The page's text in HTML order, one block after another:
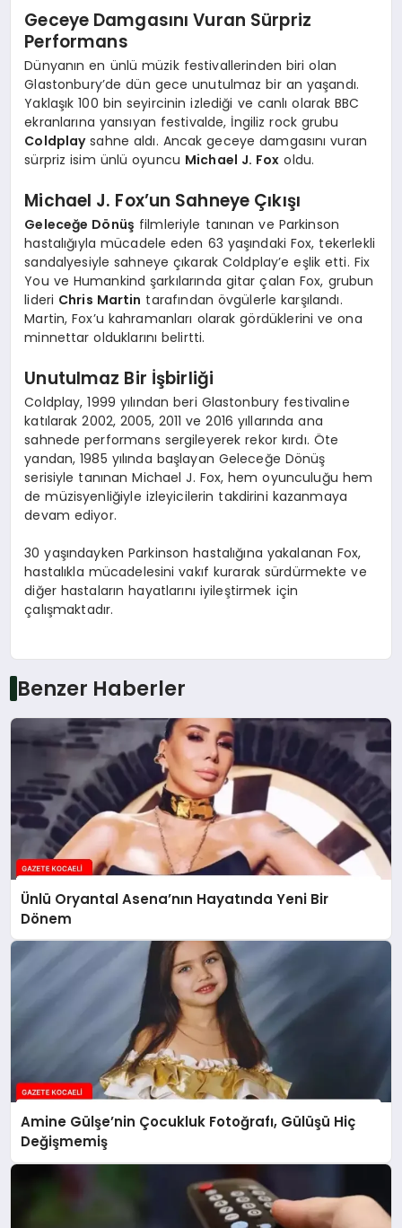
Geceye Damgasını Vuran Sürpriz
Performans
Dünyanın en ünlü müzik festivallerinden biri olan
Glastonbury’de dün gece unutulmaz bir an yaşandı.
Yaklaşık 100 bin seyircinin izlediği ve canlı olarak BBC
ekranlarına yansıyan festivalde, İngiliz rock grubu
Coldplaysahne aldı. Ancak geceye damgasını vuran
sürpriz isim ünlü oyuncu Michael J. Fox oldu.
Michael J. Fox’un Sahneye Çıkışı
Geleceğe Dönüş filmleriyle tanınan ve Parkinson
hastalığıyla mücadele eden 63 yaşındaki Fox, tekerlekli
sandalyesiyle sahneye çıkarak Coldplay’e eşlik etti. Fix
You ve Humankind şarkılarında gitar çalan Fox, grubun
lideri Chris Martin tarafından övgülerle karşılandı.
Martin, Fox’u kahramanları olarak gördüklerini ve ona
minnettar olduklarını belirtti.
Unutulmaz Bir İşbirliği
Coldplay, 1999 yılından beri Glastonbury festivaline
katılarak 2002, 2005, 2011 ve 2016 yıllarında ana
sahnede performans sergileyerek rekor kırdı. Öte
yandan, 1985 yılında başlayan Geleceğe Dönüş
serisiyle tanınan Michael J. Fox, hem oyunculuğu hem
de müzisyenliğiyle izleyicilerin takdirini kazanmaya
devam ediyor.
30 yaşındayken Parkinson hastalığına yakalanan Fox,
hastalıkla mücadelesini vakıf kurarak sürdürmekte ve
diğer hastaların hayatlarını iyileştirmek için
çalışmaktadır.
Benzer Haberler
Ünlü Oryantal Asena’nın Hayatında Yeni Bir
Dönem
Amine Gülşe’nin Çocukluk Fotoğrafı, Gülüşü Hiç
Değişmemiş